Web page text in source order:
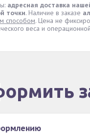
адресная доставка
точки. Наличие в заказе
способом. Цена не
веса и